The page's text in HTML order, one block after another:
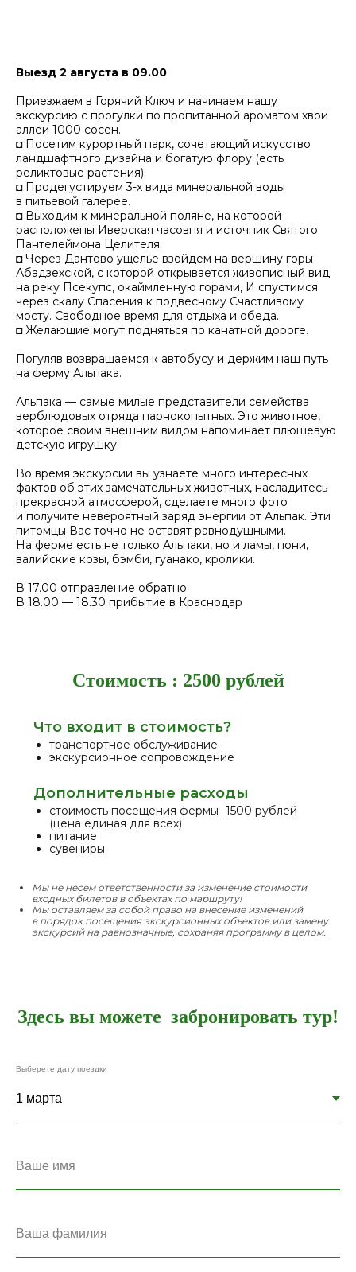
Выезд 2 августа в 09.00
Приезжаем в Горячий Ключ и начинаем нашу
экскурсию с прогулки по пропитанной ароматом хвои
аллеи 1000 сосен.
◘ Посетим курортный парк, сочетающий искусство
ландшафтного дизайна и богатую флору (есть
реликтовые растения).
◘ Продегустируем 3-х вида минеральной воды
в питьевой галерее.
◘ Выходим к минеральной поляне, на которой
расположены Иверская часовня и источник Святого
Пантелеймона Целителя.
◘ Через Дантово ущелье взойдем на вершину горы
Абадзехской, с которой открывается живописный вид
на реку Псекупс, окаймленную горами, И спустимся
через скалу Спасения к подвесному Счастливому
мосту. Свободное время для отдыха и обеда.
◘ Желающие могут подняться по канатной дороге.
Погуляв возвращаемся к автобусу и держим наш путь
на ферму Альпака.
Альпака — самые милые представители семейства
верблюдовых отряда парнокопытных. Это животное,
которое своим внешним видом напоминает плюшевую
детскую игрушку.
Во время экскурсии вы узнаете много интересных
фактов об этих замечательных животных, насладитесь
прекрасной атмосферой, сделаете много фото
и получите невероятный заряд энергии от Альпак. Эти
питомцы Вас точно не оставят равнодушными.
На ферме есть не только Альпаки, но и ламы, пони,
валийские козы, бэмби, гуанако, кролики.
В 17.00 отправление обратно.
В 18.00 — 18.30 прибытие в Краснодар
Стоимость : 2500 рублей
Что входит в стоимость?
транспортное обслуживание
экскурсионное сопровождение
Дополнительные расходы
стоимость посещения фермы- 1500 рублей
(цена единая для всех)
питание
сувениры
Мы не несем ответственности за изменение стоимости
входных билетов в объектах по маршруту!
Мы оставляем за собой право на внесение изменений
в порядок посещения экскурсионных объектов или замену
экскурсий на равнозначные, сохраняя программу в целом.
Здесь вы можете забронировать тур!
Выберете дату поездки